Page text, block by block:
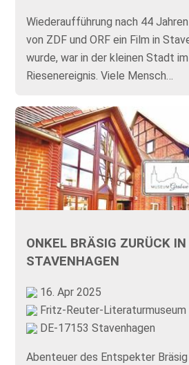
Wiederaufführung nach 44
von ZDF und ORF ein Film in
wurde, war in der kleinen Stadt
Riesenereignis. Viele Mensch…
ONKEL BRÄSIG ZURÜCK IN
STAVENHAGEN
16. Apr 2025
Fritz-Reuter-Literaturmuseum
DE-17153 Stavenhagen
Abenteuer des Entspekter